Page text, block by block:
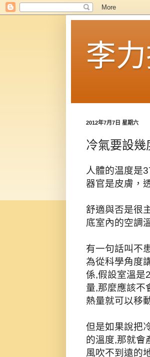
李
2012年7月7日 星期六
冷氣要設幾
人體的温度是
器官是皮膚，
舒適與否是很
底室內的空調
有一句話叫不
為從科學角度
係,假設室溫是
量,那麼應該不
熱量就可以移
但是如果說把
的溫度,那就會
風吹不到遠的